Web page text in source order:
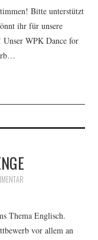
Bitte unterstützt
ihr für unsere
WPK Dance for
Thema Englisch.
vor allem an